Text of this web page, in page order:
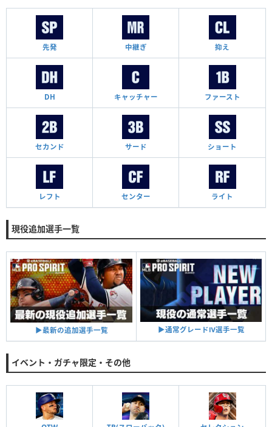
先発 中継ぎ 抑え
DH キャッチャー ファースト
セカンド サード ショート
レフト センター ライト
現役追加選手一覧
▶︎最新の追加選手一覧 ▶︎通常グレードⅣ選手一覧
イベント・ガチャ限定・その他